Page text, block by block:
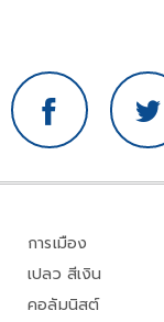
การเมือง
เปลว สีเงิน
คอลัมนิสต์